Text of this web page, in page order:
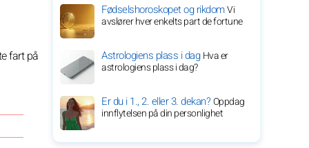
fart på
Fødselshoroskopet og rikdomVi
avslører hver enkelts part de fortune
Astrologiens plass i dagHva er
astrologiens plass i dag?
Er du i 1., 2. eller 3. dekan?Oppdag
innflytelsen på din personlighet